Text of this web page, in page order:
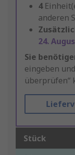
4
anderen
24.
Sie
eingeben
überprüfen“
Stück